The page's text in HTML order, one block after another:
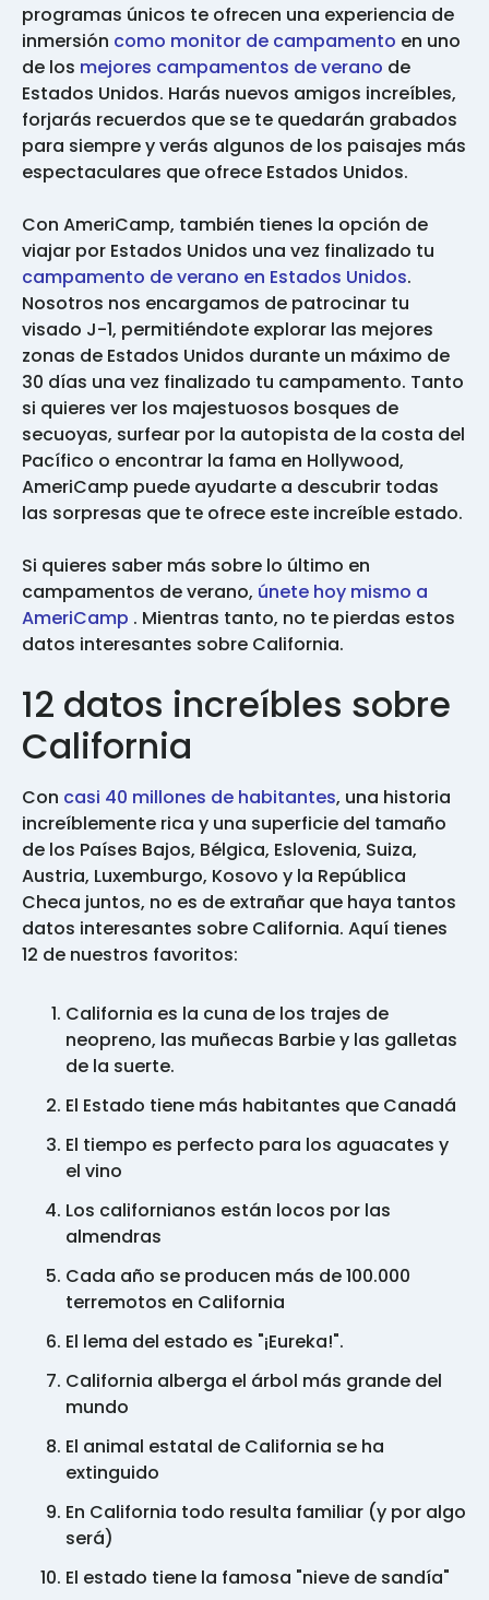
programas únicos te ofrecen una experiencia de
inmersión como monitor de campamento en uno
de los mejores campamentos de verano de
Estados Unidos. Harás nuevos amigos increíbles,
forjarás recuerdos que se te quedarán grabados
para siempre y verás algunos de los paisajes más
espectaculares que ofrece Estados Unidos.
Con AmeriCamp, también tienes la opción de
viajar por Estados Unidos una vez finalizado tu
campamento de verano en Estados Unidos.
Nosotros nos encargamos de patrocinar tu
visado J-1, permitiéndote explorar las mejores
zonas de Estados Unidos durante un máximo de
30 días una vez finalizado tu campamento. Tanto
si quieres ver los majestuosos bosques de
secuoyas, surfear por la autopista de la costa del
Pacífico o encontrar la fama en Hollywood,
AmeriCamp puede ayudarte a descubrir todas
las sorpresas que te ofrece este increíble estado.
Si quieres saber más sobre lo último en
campamentos de verano, únete hoy mismo a
AmeriCamp . Mientras tanto, no te pierdas estos
datos interesantes sobre California.
12 datos increíbles sobre
California
Con casi 40 millones de habitantes, una historia
increíblemente rica y una superficie del tamaño
de los Países Bajos, Bélgica, Eslovenia, Suiza,
Austria, Luxemburgo, Kosovo y la República
Checa juntos, no es de extrañar que haya tantos
datos interesantes sobre California. Aquí tienes
12 de nuestros favoritos:
California es la cuna de los trajes de
neopreno, las muñecas Barbie y las galletas
de la suerte.
El Estado tiene más habitantes que Canadá
El tiempo es perfecto para los aguacates y
el vino
Los californianos están locos por las
almendras
Cada año se producen más de 100.000
terremotos en California
El lema del estado es "¡Eureka!".
California alberga el árbol más grande del
mundo
El animal estatal de California se ha
extinguido
En California todo resulta familiar (y por algo
será)
El estado tiene la famosa "nieve de sandía"